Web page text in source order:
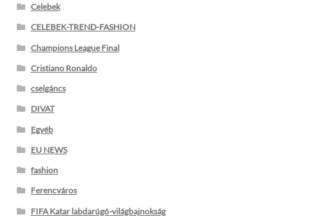
Celebek
CELEBEK-TREND-FASHION
Champions League Final
Cristiano Ronaldo
cselgáncs
DIVAT
Egyéb
EU NEWS
fashion
Ferencváros
FIFA Katar labdarúgó-világbajnokság